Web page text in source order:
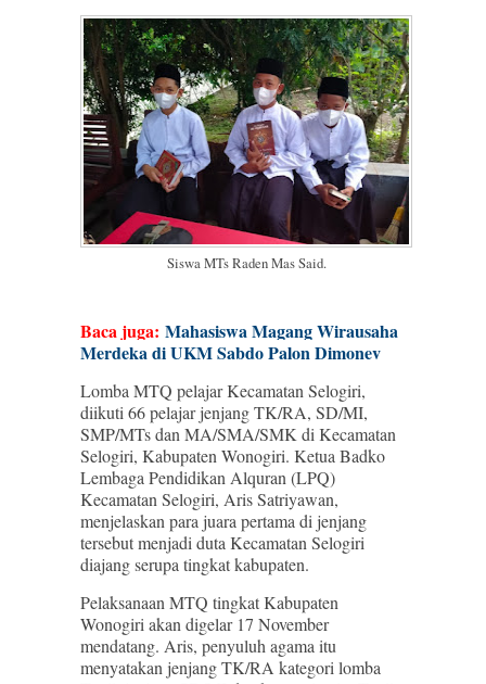
Siswa MTs Raden Mas Said.
Baca juga: Mahasiswa Magang Wirausaha
Merdeka di UKM Sabdo Palon Dimonev
Lomba MTQ pelajar Kecamatan Selogiri,
diikuti 66 pelajar jenjang TK/RA, SD/MI,
SMP/MTs dan MA/SMA/SMK di Kecamatan
Selogiri, Kabupaten Wonogiri. Ketua Badko
Lembaga Pendidikan Alquran (LPQ)
Kecamatan Selogiri, Aris Satriyawan,
menjelaskan para juara pertama di jenjang
tersebut menjadi duta Kecamatan Selogiri
diajang serupa tingkat kabupaten.
Pelaksanaan MTQ tingkat Kabupaten
Wonogiri akan digelar 17 November
mendatang. Aris, penyuluh agama itu
menyatakan jenjang TK/RA kategori lomba